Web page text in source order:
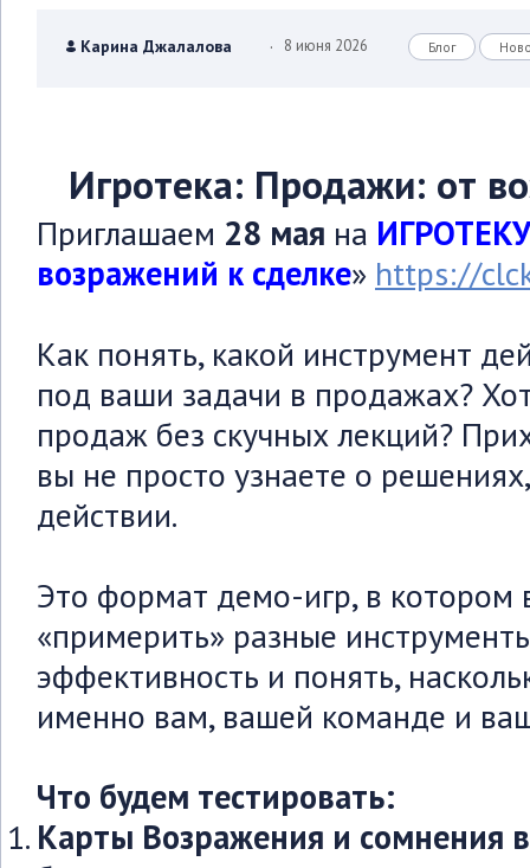
Карина Джалалова . 8 июня 2026 Блог
Игротека: Продажи: от
Приглашаем 28 мая на
возражений к сделке» https://
Как понять, какой инструмент
под ваши задачи в продажах?
продаж без скучных лекций?
вы не просто узнаете о
действии.
Это формат демо-игр, в котором
«примерить» разные
эффективность и понять,
именно вам, вашей команде и
Что будем тестировать:
Карты Возражения и сомнения